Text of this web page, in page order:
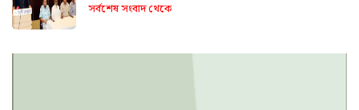
সর্বশেষ সংবাদ থেকে